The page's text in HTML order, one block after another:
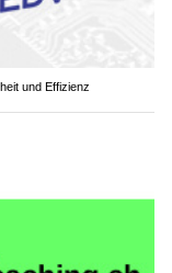
und Effizienz